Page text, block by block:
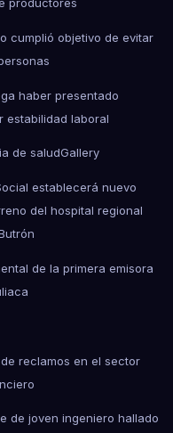
cumplió objetivo de evitar
haber presentado
estabilidad laboral
de saludGallery
establecerá nuevo
del hospital regional
de la primera emisora
reclamos en el sector
de joven ingeniero hallado